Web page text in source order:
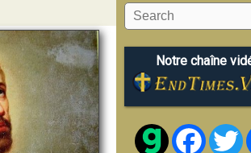
Notre chaîne